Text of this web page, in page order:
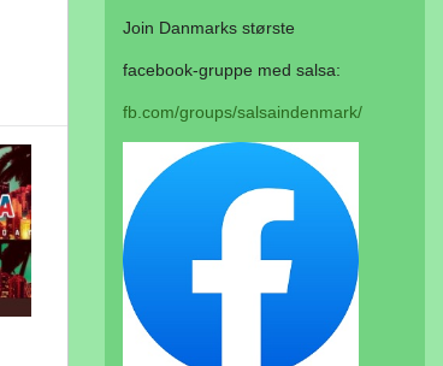
Join Danmarks største
facebook-gruppe med salsa:
fb.com/groups/salsaindenmark/